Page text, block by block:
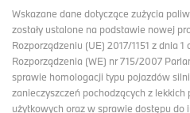
Wskazane dane dotyczące zużycia
zostały ustalone na podstawie nowej
Rozporządzeniu (UE) 2017/1151 z dnia
Rozporządzenia (WE) nr 715/2007
sprawie homologacji typu pojazdów
zanieczyszczeń pochodzących z
użytkowych oraz w sprawie dostępu do